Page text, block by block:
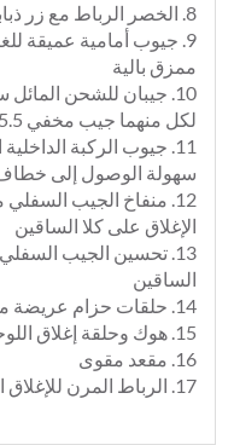
8. الخصر الرباط مع زر ذبابة
9. جيوب أمامية عميقة
ممزق بالية
10. جيبان للشحن
لكل منهما جيب مخفي 5.5
11. جيوب الركبة
سهولة الوصول إلى
12. منفاخ الجيب
الإغلاق على كلا الساقين
13. تحسين الجيب
الساقين
14. حلقات حزام عريضة مع فتحة 21/4 بوصة
15. هوك وحلقة إغلاق اللوحات الجيب
16. مقعد مقوى
17. الرباط المرن للإغلاق الآمن مع قفل الحبل